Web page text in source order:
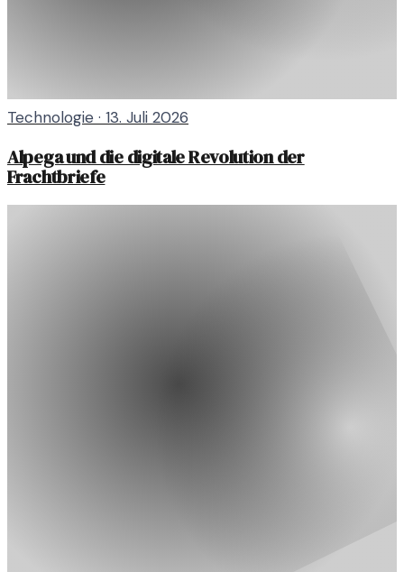
Technologie · 13. Juli 2026
Alpega und die digitale Revolution der
Frachtbriefe